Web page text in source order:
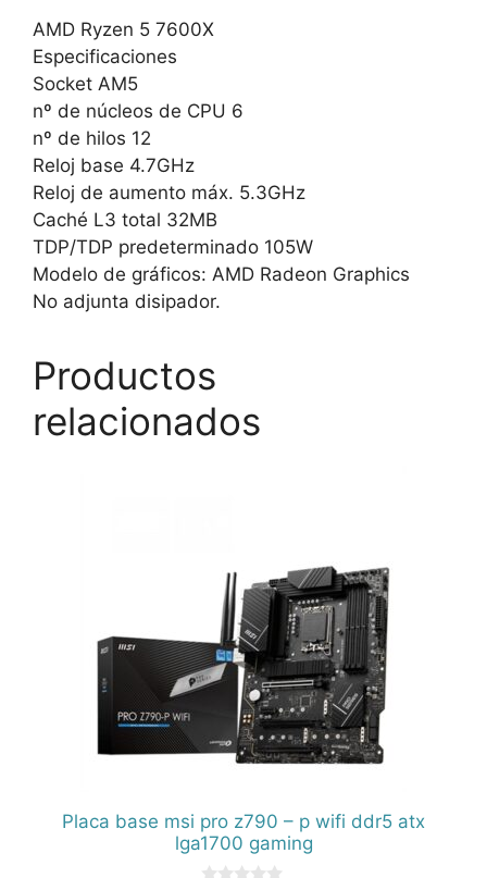
AMD Ryzen 5 7600X
Especificaciones
Socket AM5
nº de núcleos de CPU 6
nº de hilos 12
Reloj base 4.7GHz
Reloj de aumento máx. 5.3GHz
Caché L3 total 32MB
TDP/TDP predeterminado 105W
Modelo de gráficos: AMD Radeon Graphics
No adjunta disipador.
Productos
relacionados
Placa base msi pro z790 – p wifi ddr5 atx
lga1700 gaming